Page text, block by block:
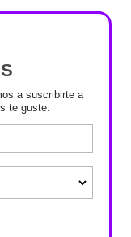
a suscribirte a
te guste.